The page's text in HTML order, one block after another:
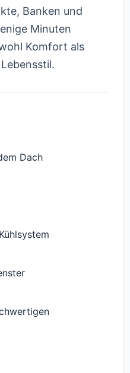
Banken und
Minuten
Komfort als
Dach